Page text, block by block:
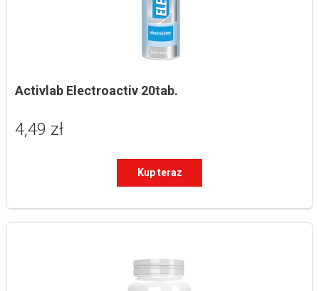
Activlab Electroactiv 20tab.
4,49 zł
Kup teraz